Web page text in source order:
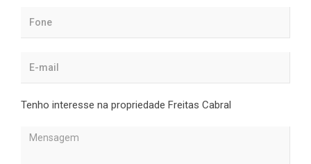
Tenho interesse na propriedade Freitas Cabral